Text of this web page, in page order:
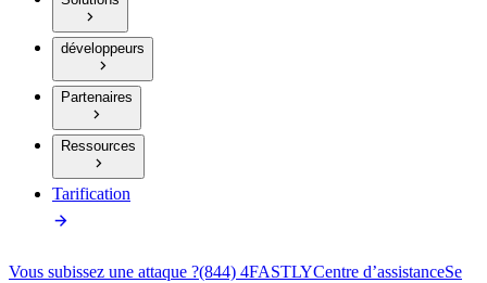
développeurs
Partenaires
Ressources
Tarification
Vous subissez une attaque ?(844) 4FASTLYCentre d’assistanceSe